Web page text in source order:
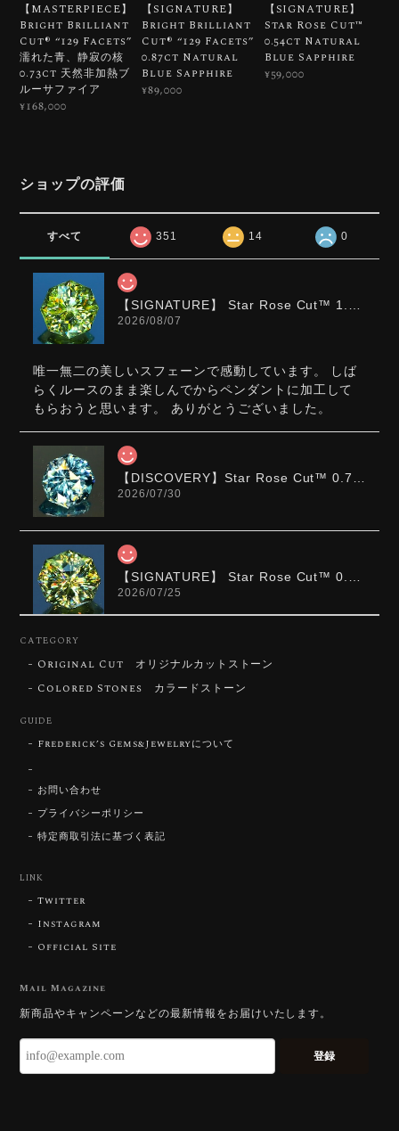
【MASTERPIECE】
Bright Brilliant
Cut®︎ “129 Facets”
濡れた青、静寂の核
0.73ct 天然非加熱ブ
ルーサファイア
¥168,000
【SIGNATURE】
Bright Brilliant
Cut®︎ “129 Facets”
0.87ct Natural
Blue Sapphire
¥89,000
【SIGNATURE】
Star Rose Cut™️
0.54ct Natural
Blue Sapphire
¥59,000
ショップの評価
すべて 351 14 0
2026/08/07
唯一無二の美しいスフェーンで感動しています。 しば
らくルースのまま楽しんでからペンダントに加工して
もらおうと思います。 ありがとうございました。
2026/07/30
2026/07/25
2026/07/23
ずっと待ち望んでいたカットを運よく購入できて嬉し
る不思議なカットだと感じました。強い煌めきだけで
はないスフェーンの新たな一面を知ることができて感
「ウルウルとギラギラを一度に」——まさ
で、そう感じていただけたことがなにより
です。Star Rose Cut™ は中心から外へ広
がる構成で、スフェーン特有の強い分散を
やわらかく受け止めるようにしています。
CATEGORY
Original Cut オリジナルカットストーン
Colored Stones カラードストーン
GUIDE
Frederick’s Gems&Jewelryについて
お問い合わせ
プライバシーポリシー
特定商取引法に基づく表記
LINK
Twitter
Instagram
Official Site
Mail Magazine
新商品やキャンペーンなどの最新情報をお届けいたします。
登録